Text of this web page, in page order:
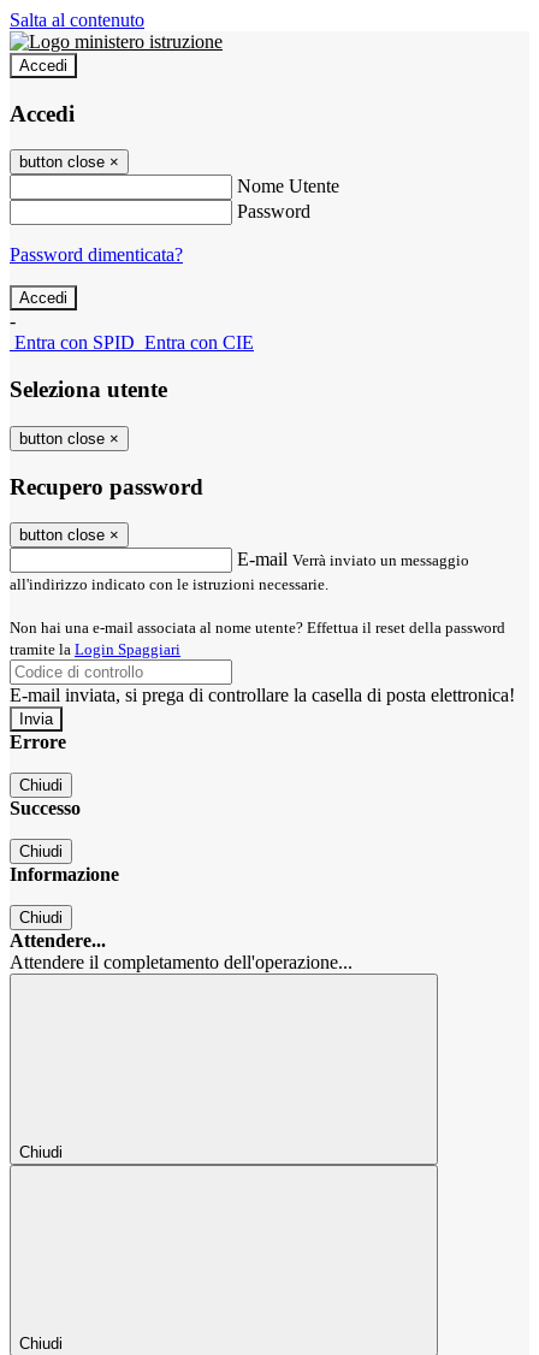
Salta al contenuto
Accedi
Accedi
button close ×
Nome Utente
Password
Password dimenticata?
-
Entra con SPID Entra con CIE
Seleziona utente
button close ×
Recupero password
button close ×
E-mail Verrà inviato un messaggio
all'indirizzo indicato con le istruzioni necessarie.
Non hai una e-mail associata al nome utente? Effettua il reset della password
tramite la Login Spaggiari
E-mail inviata, si prega di controllare la casella di posta elettronica!
Errore
Chiudi
Successo
Chiudi
Informazione
Chiudi
Attendere...
Attendere il completamento dell'operazione...
Chiudi
Chiudi